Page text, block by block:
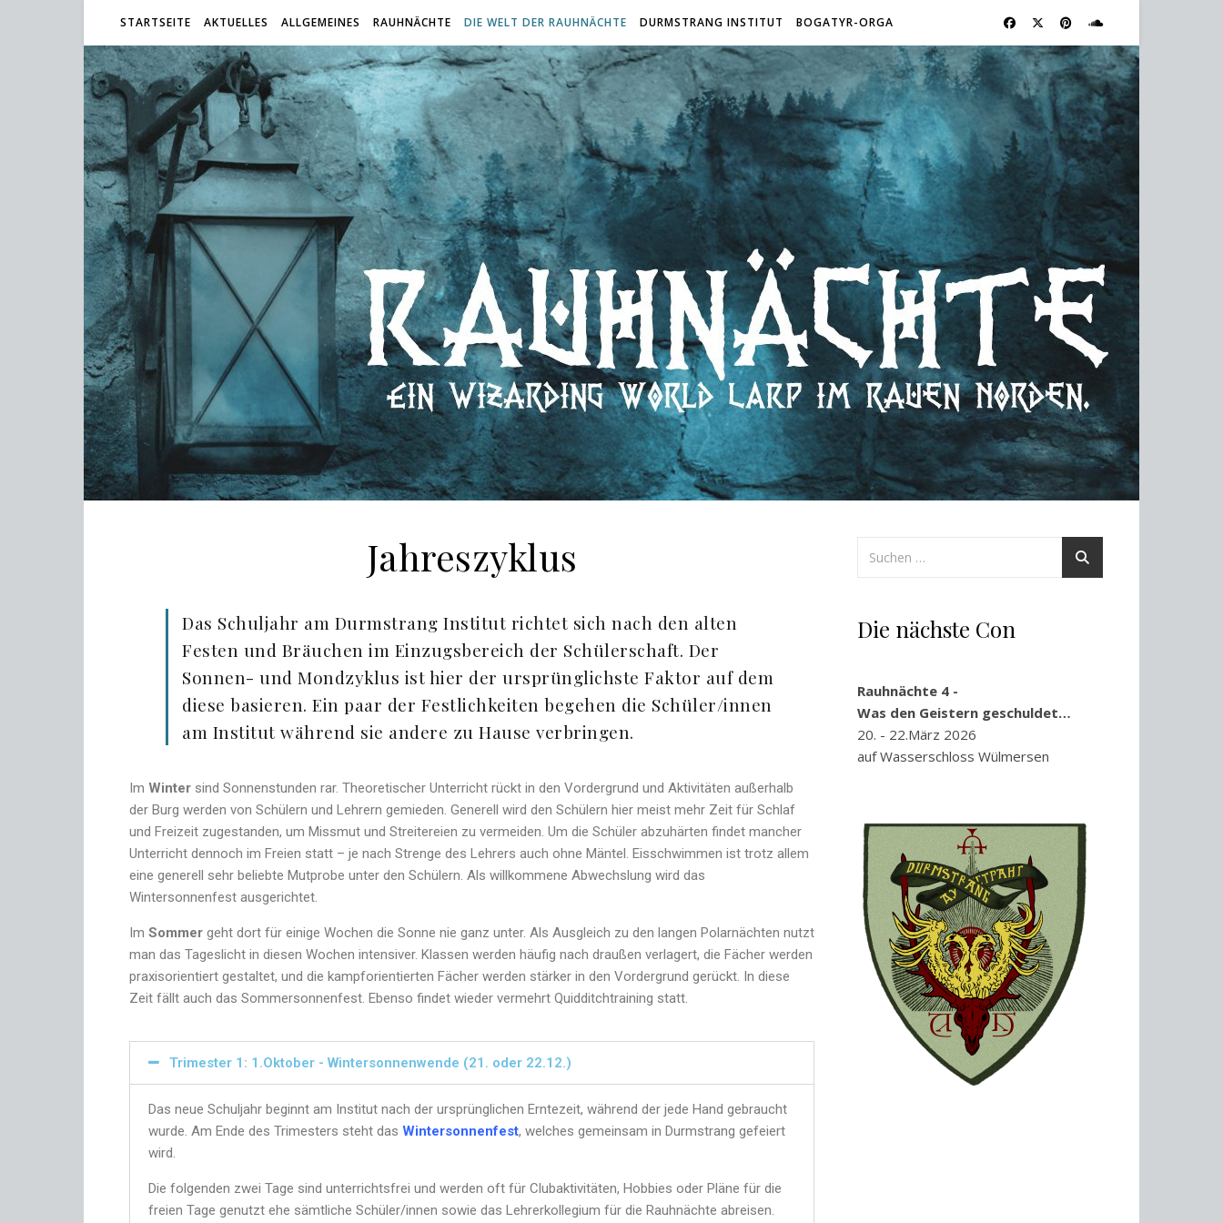
STARTSEITE AKTUELLES ALLGEMEINES RAUHNÄCHTE DIE WELT DER RAUHNÄCHTE DURMSTRANG INSTITUT BOGATYR-ORGA
Jahreszyklus
Das Schuljahr am Durmstrang Institut richtet sich nach den alten
Festen und Bräuchen im Einzugsbereich der Schülerschaft. Der
Sonnen- und Mondzyklus ist hier der ursprünglichste Faktor auf dem
diese basieren. Ein paar der Festlichkeiten begehen die Schüler/innen
am Institut während sie andere zu Hause verbringen.
Im Winter sind Sonnenstunden rar. Theoretischer Unterricht rückt in den Vordergrund und Aktivitäten außerhalb
der Burg werden von Schülern und Lehrern gemieden. Generell wird den Schülern hier meist mehr Zeit für Schlaf
und Freizeit zugestanden, um Missmut und Streitereien zu vermeiden. Um die Schüler abzuhärten findet mancher
Unterricht dennoch im Freien statt – je nach Strenge des Lehrers auch ohne Mäntel. Eisschwimmen ist trotz allem
eine generell sehr beliebte Mutprobe unter den Schülern. Als willkommene Abwechslung wird das
Wintersonnenfest ausgerichtet.
Im Sommer geht dort für einige Wochen die Sonne nie ganz unter. Als Ausgleich zu den langen Polarnächten nutzt
man das Tageslicht in diesen Wochen intensiver. Klassen werden häufig nach draußen verlagert, die Fächer werden
praxisorientiert gestaltet, und die kampforientierten Fächer werden stärker in den Vordergrund gerückt. In diese
Zeit fällt auch das Sommersonnenfest. Ebenso findet wieder vermehrt Quidditchtraining statt.
Trimester 1: 1.Oktober - Wintersonnenwende (21. oder 22.12.)
Das neue Schuljahr beginnt am Institut nach der ursprünglichen Erntezeit, während der jede Hand gebraucht
wurde. Am Ende des Trimesters steht das Wintersonnenfest, welches gemeinsam in Durmstrang gefeiert
wird.
Die folgenden zwei Tage sind unterrichtsfrei und werden oft für Clubaktivitäten, Hobbies oder Pläne für die
freien Tage genutzt ehe sämtliche Schüler/innen sowie das Lehrerkollegium für die Rauhnächte abreisen.
Die nächste Con
Rauhnächte 4 -
Was den Geistern geschuldet…
20. - 22.März 2026
auf Wasserschloss Wülmersen